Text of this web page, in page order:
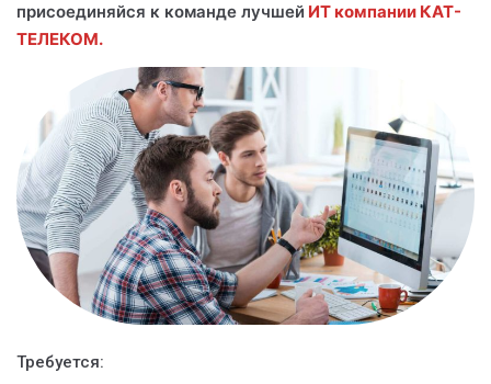
присоединяйся к команде лучшей ИТ компании КАТ-
ТЕЛЕКОМ.
Требуется: